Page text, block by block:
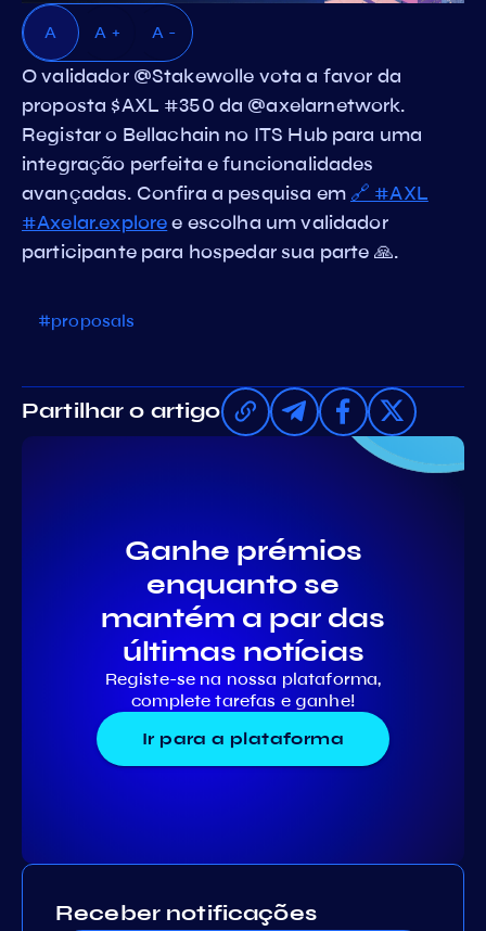
A A + A -
O validador @Stakewolle vota a favor da
proposta $AXL #350 da @axelarnetwork.
Registar o Bellachain no ITS Hub para uma
integração perfeita e funcionalidades
avançadas. Confira a pesquisa em 🔗 #AXL
#Axelar.exploree escolha um validador
participante para hospedar sua parte 🙏.
#proposals
Partilhar o artigo
Ganhe prémios
enquanto se
mantém a par das
últimas notícias
Registe-se na nossa plataforma,
complete tarefas e ganhe!
Ir para a plataforma
Receber notificações